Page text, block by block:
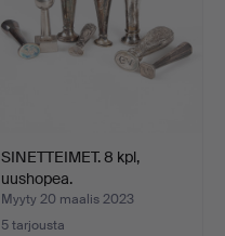
SINETTEIMET. 8 kpl,
uushopea.
Myyty 20 maalis 2023
5 tarjousta